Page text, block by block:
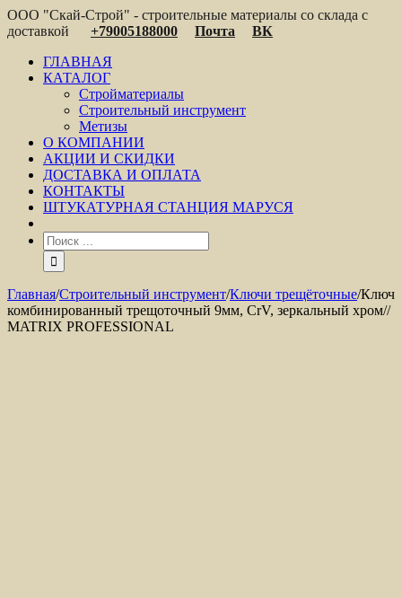
ООО "Скай-Строй" - строительные материалы со склада с
доставкой
+79005188000 Почта
ВК
ГЛАВНАЯ
КАТАЛОГ
Стройматериалы
Строительный инструмент
Метизы
О КОМПАНИИ
АКЦИИ И СКИДКИ
ДОСТАВКА И ОПЛАТА
КОНТАКТЫ
ШТУКАТУРНАЯ СТАНЦИЯ МАРУСЯ
Главная/Строительный инструмент/Ключи трещёточные/Ключ
комбинированный трещоточный 9мм, CrV, зеркальный хром//
MATRIX PROFESSIONAL